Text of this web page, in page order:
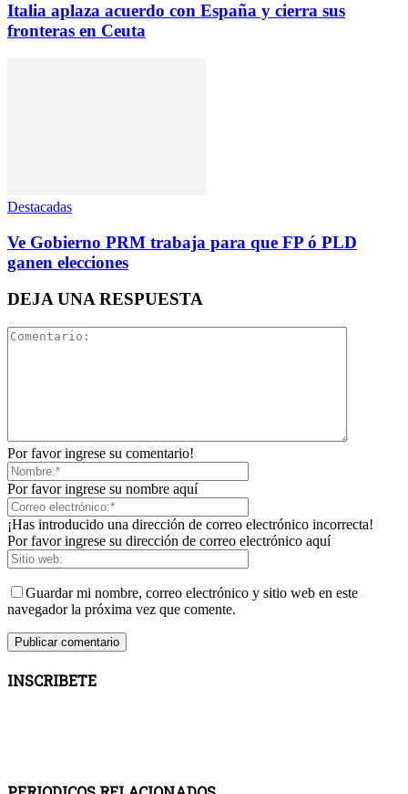
Italia aplaza acuerdo con España y cierra sus
fronteras en Ceuta
Destacadas
Ve Gobierno PRM trabaja para que FP ó PLD
ganen elecciones
DEJA UNA RESPUESTA
Por favor ingrese su comentario!
Por favor ingrese su nombre aquí
¡Has introducido una dirección de correo electrónico incorrecta!
Por favor ingrese su dirección de correo electrónico aquí
Guardar mi nombre, correo electrónico y sitio web en este
navegador la próxima vez que comente.
INSCRIBETE